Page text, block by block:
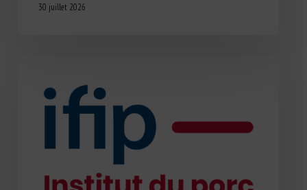
30 juillet 2026